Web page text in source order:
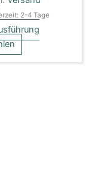
2-4 Tage
werden